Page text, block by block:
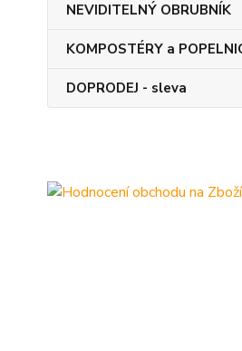
NEVIDITELNÝ OBRUBNÍK
KOMPOSTÉRY a
DOPRODEJ - sleva